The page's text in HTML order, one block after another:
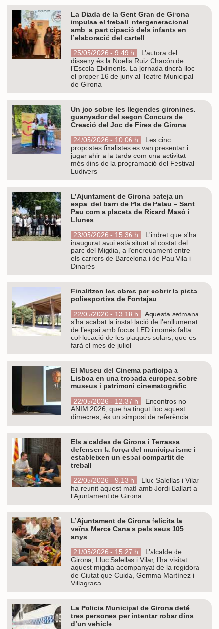
La Diada de la Gent Gran de Girona
impulsa el treball intergeneracional
amb la participació dels infants en
l’elaboració del cartell
25/05/2026 - 9.49 h
L’autora del
disseny és la Noelia Ruiz Chacón de
l’Escola Eiximenis. La jornada tindrà lloc
el proper 16 de juny al Teatre Municipal
de Girona
Un joc sobre les llegendes gironines,
guanyador del segon Concurs de
Creació del Joc de Fires de Girona
24/05/2026 - 10.06 h
Les cinc
propostes finalistes es van presentar i
jugar ahir a la tarda com una activitat
més dins de la programació del Festival
Ludivers
L’Ajuntament de Girona bateja un
espai del barri de Pla de Palau – Sant
Pau com a placeta de Ricard Masó i
Llunes
23/05/2026 - 15.36 h
L'indret que s'ha
inaugurat avui està situat al costat del
parc del Migdia, a l’encreuament entre
els carrers de Barcelona i de Pau Vila i
Dinarés
Finalitzen les obres per cobrir la pista
poliesportiva de Fontajau
22/05/2026 - 13.18 h
Aquesta setmana
s’ha acabat la instal·lació de l’enllumenat
de l’espai amb focus LED i només falta
col·locació de les plaques solars, que es
farà el mes de juliol
El Museu del Cinema participa a
Lisboa en una trobada europea sobre
museus i patrimoni cinematogràfic
22/05/2026 - 12.37 h
Encontros no
ANIM 2026, que ha tingut lloc aquest
dimecres, és un simposi de referència
Els alcaldes de Girona i Terrassa
defensen la força del municipalisme i
estableixen un espai compartit de
treball
22/05/2026 - 9.13 h
Lluc Salellas i Vilar
ha reunit aquest matí amb Jordi Ballart a
l’Ajuntament de Girona
L’Ajuntament de Girona felicita la
veïna Mercè Canals pels seus 105
anys
21/05/2026 - 15.27 h
L’alcalde de
Girona, Lluc Salellas i Vilar, l’ha visitat
aquest migdia acompanyat de la regidora
de Ciutat que Cuida, Gemma Martínez i
Villagrasa
La Policia Municipal de Girona deté
tres persones per intentar robar dins
d’un vehicle